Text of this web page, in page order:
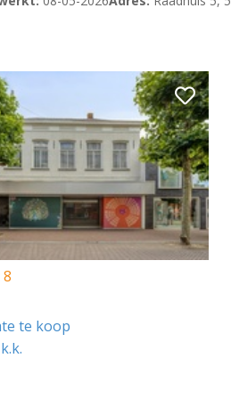
Centrumplan Hedel I
te koop